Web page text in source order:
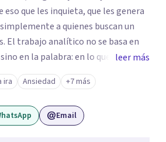
eso que les inquieta, que les genera
a quienes buscan un
El trabajo analítico no se basa en
en la palabra: en lo que cada
historia, de su deseo, de su
con un analista se abre la
de otro modo eso que hasta ahora
leer más
ira Ansiedad +7 más
Email